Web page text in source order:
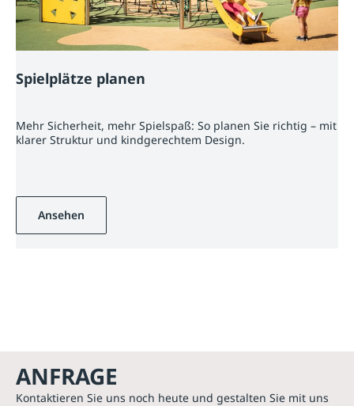
Spielplätze planen
Mehr Sicherheit, mehr Spielspaß: So planen Sie richtig – mit
klarer Struktur und kindgerechtem Design.
Ansehen
ANFRAGE
Kontaktieren Sie uns noch heute und gestalten Sie mit uns